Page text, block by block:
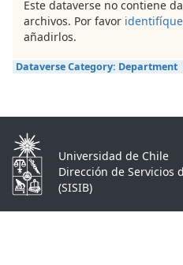
Este dataverse no contiene
archivos. Por favor
añadirlos.
Dataverse Category: Department
Universidad de Chile
Dirección de Servicios
(SISIB)